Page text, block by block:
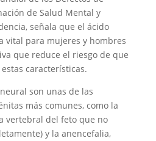
de Salud Mental y
señala que el ácido
vital para mujeres y hombres
que reduce el riesgo de que
características.
son unas de las
más comunes, como la
vertebral del feto que no
y la anencefalia,